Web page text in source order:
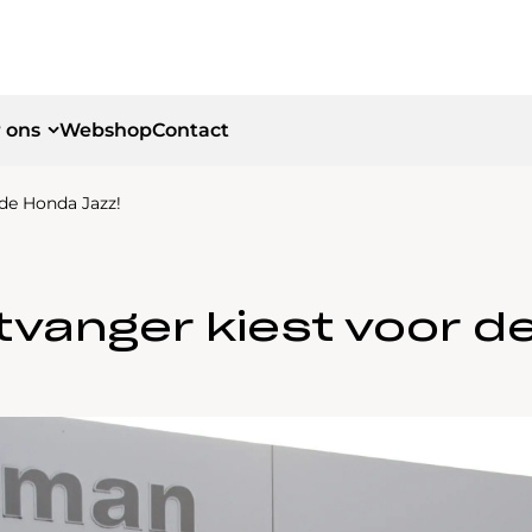
ons WebshopContact
Honda Jazz!
kiest voor